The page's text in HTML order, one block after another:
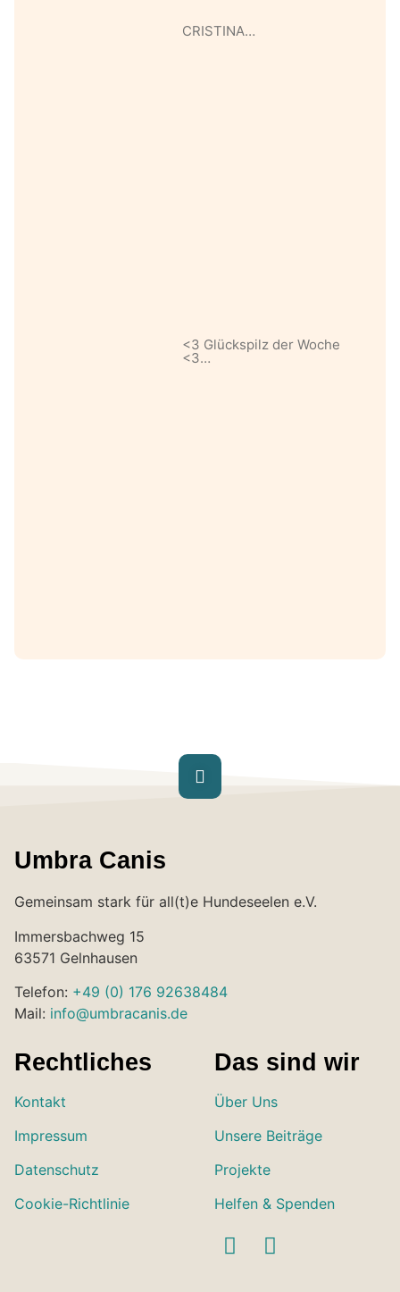
CRISTINA…
<3 Glückspilz der Woche
<3…
Umbra Canis
Gemeinsam stark für all(t)e Hundeseelen e.V.
Immersbachweg 15
63571 Gelnhausen
Telefon: +49 (0) 176 92638484
Mail: info@umbracanis.de
Rechtliches
Kontakt
Impressum
Datenschutz
Cookie-Richtlinie
Das sind wir
Über Uns
Unsere Beiträge
Projekte
Helfen & Spenden